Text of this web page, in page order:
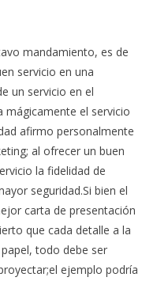
mandamiento, es de
servicio en una
un servicio en el
el servicio
afirmo personalmente
al ofrecer un buen
la fidelidad de
seguridad.Si bien el
carta de presentación
que cada detalle a la
todo debe ser
ejemplo podría